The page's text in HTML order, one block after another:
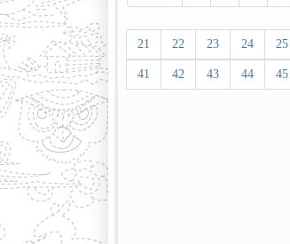
21 22 23 24 25
41 42 43 44 45